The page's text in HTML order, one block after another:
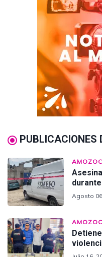
PUBLICACIONES
AMOZOC
Agosto
AMOZOC